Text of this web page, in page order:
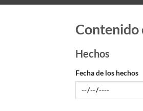
Contenido
Hechos
Fecha de los hechos